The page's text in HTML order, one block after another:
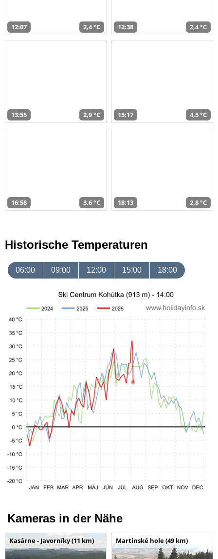
12:07 2,4 °C 12:38 2,4 °C
13:55 2,9 °C 15:17 4,5 °C
16:58 3,6 °C 18:13 2,8 °C
Historische Temperaturen
06:00 09:00 12:00 15:00 18:00
Kameras in der Nähe
Kasárne - Javorníky (11 km) Martinské hole (49 km)